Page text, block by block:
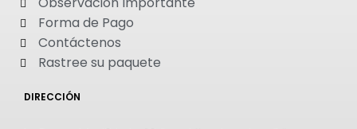
Forma de Pago
Contáctenos
Rastree su paquete
DIRECCIÓN